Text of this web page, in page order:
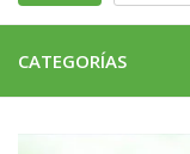
CATEGORÍAS